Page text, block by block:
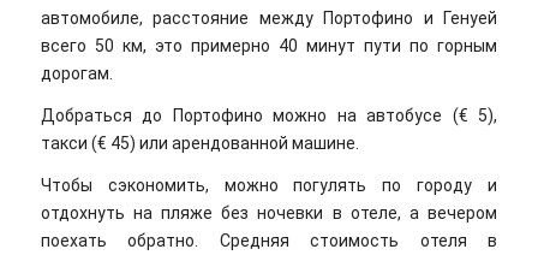
автомобиле, расстояние между Портофино и Генуей
всего 50 км, это примерно 40 минут пути по горным
дорогам.
Добраться до Портофино можно на автобусе (€ 5),
такси (€ 45) или арендованной машине.
Чтобы сэкономить, можно погулять по городу и
отдохнуть на пляже без ночевки в отеле, а вечером
поехать обратно. Средняя стоимость отеля в